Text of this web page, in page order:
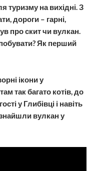
туризму на вихідні. З
дороги – гарні,
про скит чи вулкан.
Як перший
ікони у
так багато котів, до
у Глибівці і навіть
вулкан у